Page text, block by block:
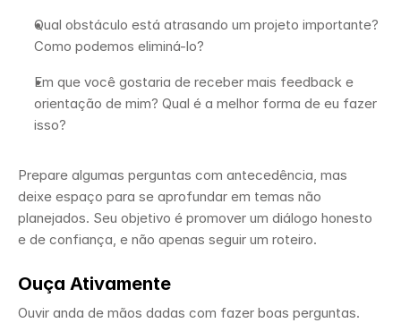
Qual obstáculo está atrasando um projeto importante?
Como podemos eliminá-lo?
Em que você gostaria de receber mais feedback e
orientação de mim? Qual é a melhor forma de eu fazer
isso?
Prepare algumas perguntas com antecedência, mas
deixe espaço para se aprofundar em temas não
planejados. Seu objetivo é promover um diálogo honesto
e de confiança, e não apenas seguir um roteiro.
Ouça Ativamente
Ouvir anda de mãos dadas com fazer boas perguntas.